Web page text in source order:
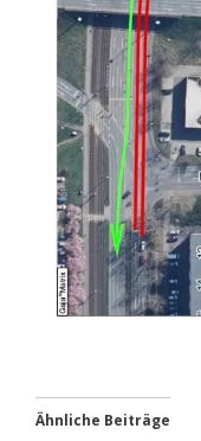
Ähnliche Beiträge